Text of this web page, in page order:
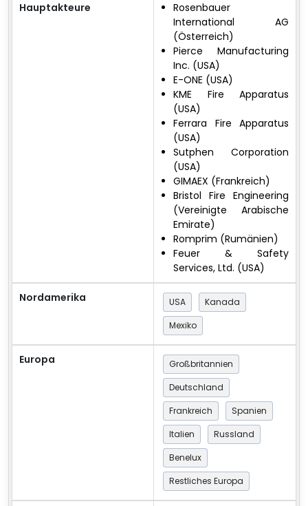
Hauptakteure
Rosenbauer
International AG
(Österreich)
Pierce Manufacturing
Inc. (USA)
E-ONE (USA)
KME Fire Apparatus
(USA)
Ferrara Fire Apparatus
(USA)
Sutphen Corporation
(USA)
GIMAEX (Frankreich)
Bristol Fire Engineering
(Vereinigte Arabische
Emirate)
Romprim (Rumänien)
Feuer & Safety
Services, Ltd. (USA)
Nordamerika USA
Kanada
Mexiko
Europa
Großbritannien
Deutschland
Frankreich
Spanien
Italien
Russland
Benelux
Restliches Europa